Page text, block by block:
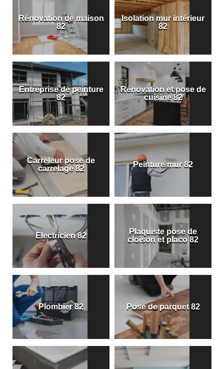
Rénovation de maison
82
Isolation mur intérieur
82
Entreprise de peinture
82
Rénovation et pose de
cuisine 82
Carreleur pose de
carrelage 82
Peinture mur 82
Electricien 82
Plaquiste pose de
cloison et placo 82
Plombier 82 Pose de parquet 82